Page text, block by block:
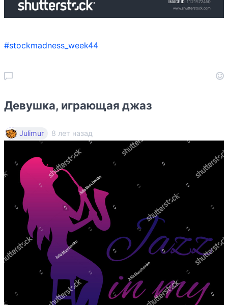
#stockmadness_week44
Девушка, играющая джаз
Julimur 8 лет назад